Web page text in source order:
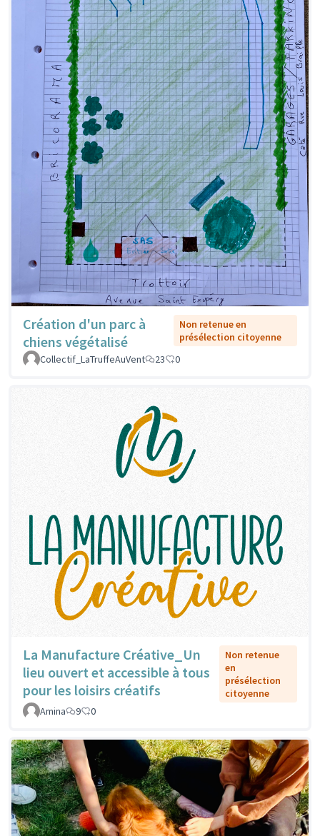
Création d'un parc à
chiens végétalisé
Non retenue en
présélection citoyenne
Collectif_LaTruffeAuVent
23 0
La Manufacture Créative_Un
lieu ouvert et accessible à tous
pour les loisirs créatifs
Non retenue
en
présélection
citoyenne
Amina
9 0